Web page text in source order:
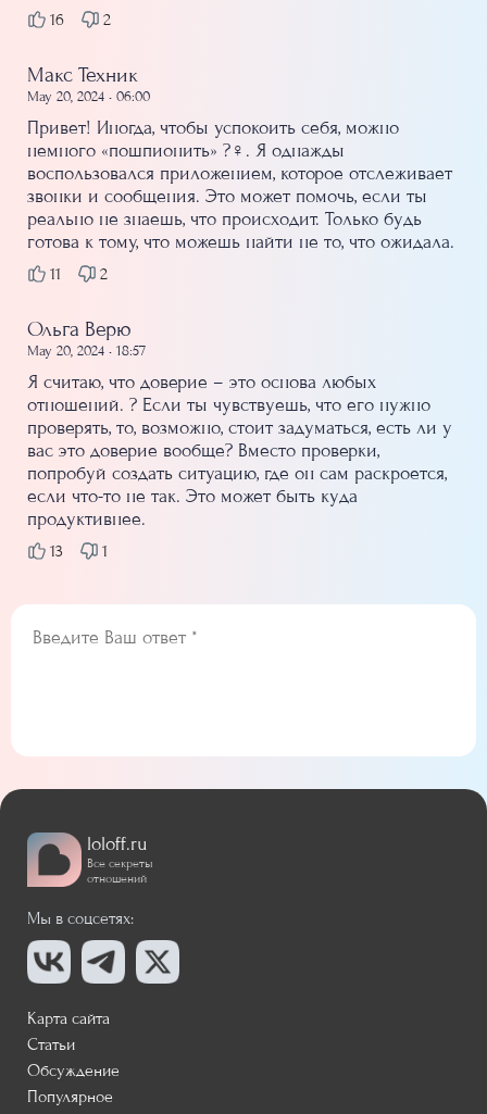
16 2
Макс Техник
May 20, 2024 • 06:00
Привет! Иногда, чтобы успокоить себя, можно
немного «пошпионить» ?‍♀️. Я однажды
воспользовался приложением, которое отслеживает
звонки и сообщения. Это может помочь, если ты
реально не знаешь, что происходит. Только будь
готова к тому, что можешь найти не то, что ожидала.
11 2
Ольга Верю
May 20, 2024 • 18:57
Я считаю, что доверие – это основа любых
отношений. ? Если ты чувствуешь, что его нужно
проверять, то, возможно, стоит задуматься, есть ли у
вас это доверие вообще? Вместо проверки,
попробуй создать ситуацию, где он сам раскроется,
если что-то не так. Это может быть куда
продуктивнее.
13 1
loloff.ru
Все секреты
отношений
Мы в соцсетях:
Карта сайта
Статьи
Обсуждение
Популярное